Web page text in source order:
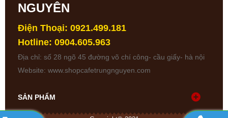
NGUYÊN
Điện Thoại: 0921.499.181
Hotline: 0904.605.963
Địa chỉ: số 28 ngõ 45 đường võ chí công- cầu giấy- hà nội
Website: www.shopcafetrungnguyen.com
SẢN PHẨM